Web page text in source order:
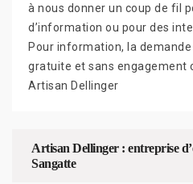
à nous donner un coup de fil
d’information ou pour des
Pour information, la
gratuite et sans engagement
Artisan Dellinger
Artisan Dellinger : entreprise
Sangatte